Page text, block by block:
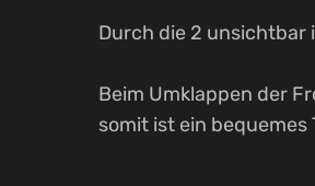
Durch die 2
Beim Umklappen der
somit ist ein